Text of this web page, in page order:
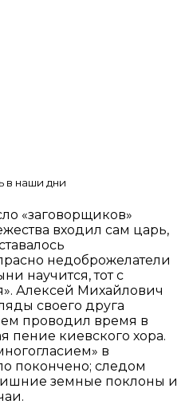
в наши дни
«заговорщиков»
входил сам царь,
недоброжелатели
научится, тот с
Алексей Михайлович
своего друга
проводил время в
пение киевского хора.
в
покончено; следом
земные поклоны и